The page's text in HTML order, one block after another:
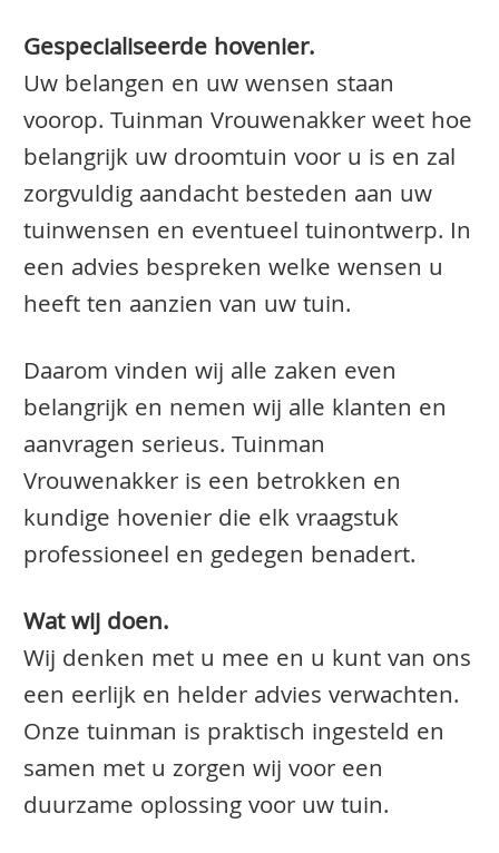
Gespecialiseerde hovenier.
Uw belangen en uw wensen staan
voorop. Tuinman Vrouwenakker weet hoe
belangrijk uw droomtuin voor u is en zal
zorgvuldig aandacht besteden aan uw
tuinwensen en eventueel tuinontwerp. In
een advies bespreken welke wensen u
heeft ten aanzien van uw tuin.
Daarom vinden wij alle zaken even
belangrijk en nemen wij alle klanten en
aanvragen serieus. Tuinman
Vrouwenakker is een betrokken en
kundige hovenier die elk vraagstuk
professioneel en gedegen benadert.
Wat wij doen.
Wij denken met u mee en u kunt van ons
een eerlijk en helder advies verwachten.
Onze tuinman is praktisch ingesteld en
samen met u zorgen wij voor een
duurzame oplossing voor uw tuin.